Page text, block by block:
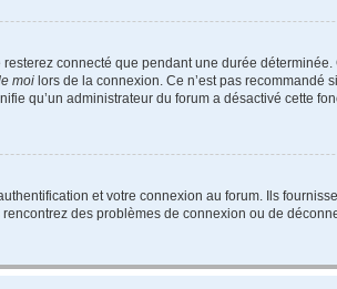
connecté que pendant une durée
moi lors de la connexion. Ce n’est pas recommandé
qu’un administrateur du forum a désactivé cette
et votre connexion au forum. Ils
des problèmes de connexion ou de